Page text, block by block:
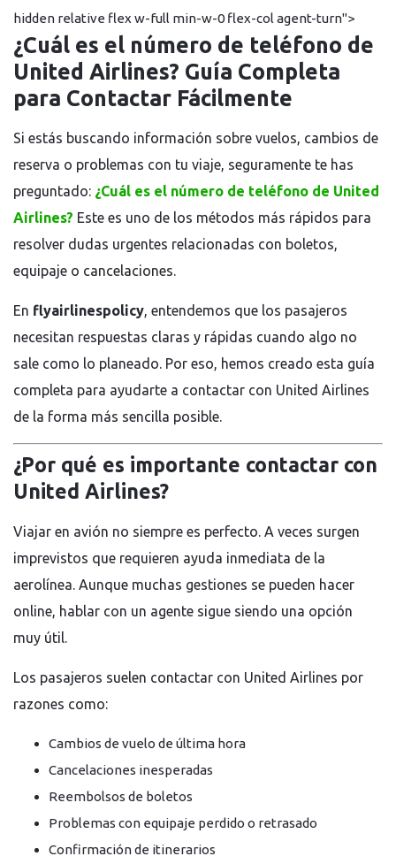
hidden relative flex w-full min-w-0 flex-col agent-turn">
¿Cuál es el número de teléfono de
United Airlines? Guía Completa
para Contactar Fácilmente
Si estás buscando información sobre vuelos, cambios de
reserva o problemas con tu viaje, seguramente te has
preguntado: ¿Cuál es el número de teléfono de United
Airlines? Este es uno de los métodos más rápidos para
resolver dudas urgentes relacionadas con boletos,
equipaje o cancelaciones.
En flyairlinespolicy, entendemos que los pasajeros
necesitan respuestas claras y rápidas cuando algo no
sale como lo planeado. Por eso, hemos creado esta guía
completa para ayudarte a contactar con United Airlines
de la forma más sencilla posible.
¿Por qué es importante contactar con
United Airlines?
Viajar en avión no siempre es perfecto. A veces surgen
imprevistos que requieren ayuda inmediata de la
aerolínea. Aunque muchas gestiones se pueden hacer
online, hablar con un agente sigue siendo una opción
muy útil.
Los pasajeros suelen contactar con United Airlines por
razones como:
Cambios de vuelo de última hora
Cancelaciones inesperadas
Reembolsos de boletos
Problemas con equipaje perdido o retrasado
Confirmación de itinerarios